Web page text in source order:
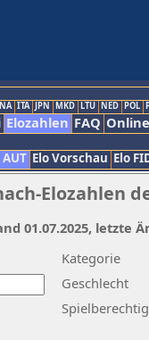
ITA JPN MKD LTU NED POL
Elozahlen FAQ
AUT Elo Vorschau Elo
Elozahlen
Kategorie
Geschlecht
01.07.2025, letzte